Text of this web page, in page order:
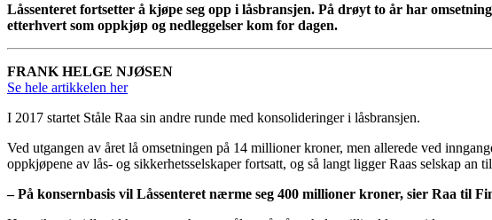
Låssenteret fortsetter å kjøpe seg opp i låsbransjen. På drøyt to år har
etterhvert som oppkjøp og nedleggelser kom for dagen.
FRANK HELGE NJØSEN
Se hele artikkelen her
I 2017 startet Ståle Raa sin andre runde med konsolideringer i låsbransjen.
Ved utgangen av året lå omsetningen på 14 millioner kroner, men allerede ved
oppkjøpene av lås- og sikkerhetsselskaper fortsatt, og så langt ligger Raas selskap an
– På konsernbasis vil Låssenteret nærme seg 400 millioner kroner, sier Raa til